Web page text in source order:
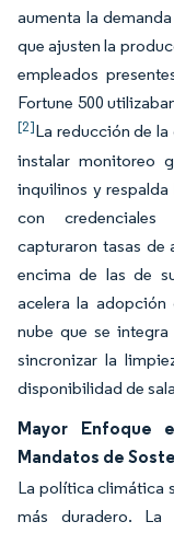
aumenta la
que ajusten la
empleados
Fortune 500
[2]La reducción de
instalar monitoreo
inquilinos y
con
capturaron tasas de
encima de las de
acelera la
nube que se
sincronizar la
disponibilidad de
Mayor Enfoque
Mandatos de
La política climática
más duradero.